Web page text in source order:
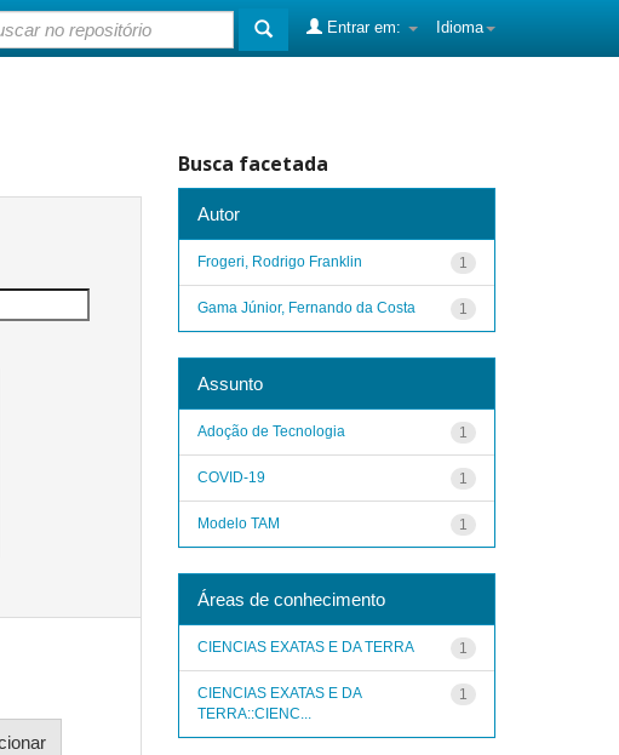
Idioma
Entrar em:
Busca facetada
Autor
1
Frogeri, Rodrigo Franklin
1
Gama Júnior, Fernando da Costa
Assunto
1
Adoção de Tecnologia
1
COVID-19
1
Modelo TAM
Áreas de conhecimento
1
CIENCIAS EXATAS E DA TERRA
1
CIENCIAS EXATAS E DA
TERRA::CIENC...